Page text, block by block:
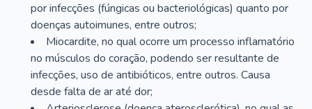
por infecções (fúngicas ou bacteriológicas) quanto por
doenças autoimunes, entre outros;
Miocardite, no qual ocorre um processo inflamatório
no músculos do coração, podendo ser resultante de
infecções, uso de antibióticos, entre outros. Causa
desde falta de ar até dor;